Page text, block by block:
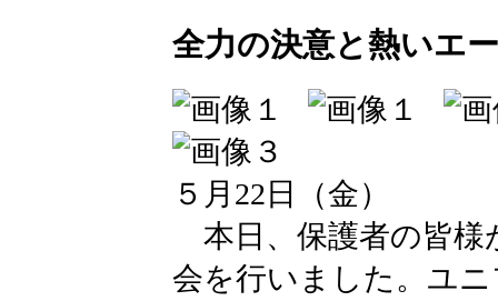
全力の決意と熱いエ
５月22日（金）
本日、保護者の皆様
会を行いました。ユ